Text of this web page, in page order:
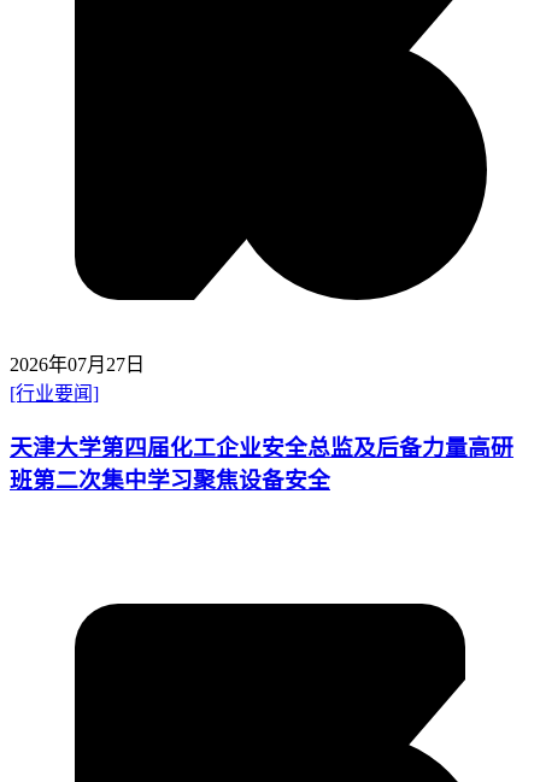
2026年07月27日
[行业要闻]
天津大学第四届化工企业安全总监及后备力量高研
班第二次集中学习聚焦设备安全